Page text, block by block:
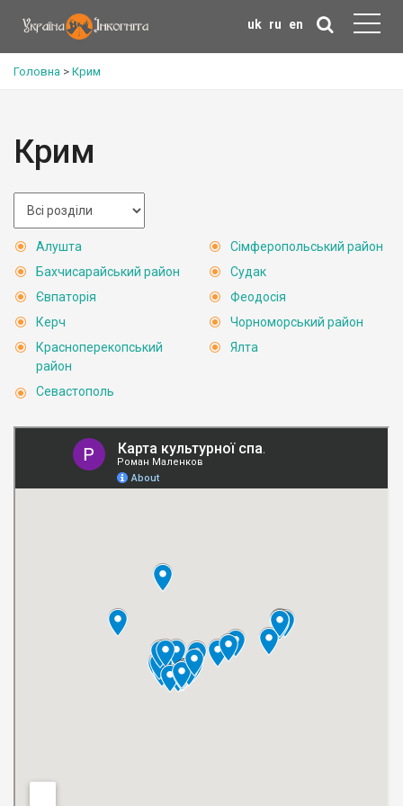
uk ru en
Головна > Крим
Крим
Алушта
Бахчисарайський район
Євпаторія
Керч
Красноперекопський
район
Севастополь
Сімферопольський район
Судак
Феодосія
Чорноморський район
Ялта